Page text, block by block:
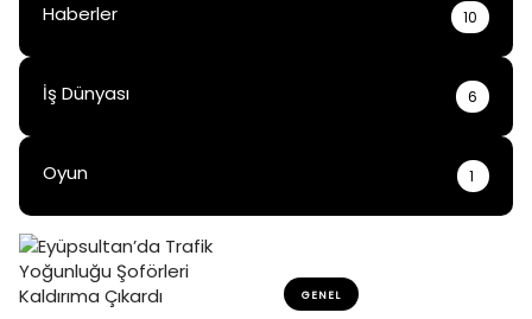
Haberler 10
İş Dünyası 6
Oyun 1
GENEL